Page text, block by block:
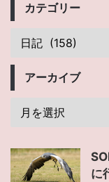
カテゴリー
アーカイブ
に